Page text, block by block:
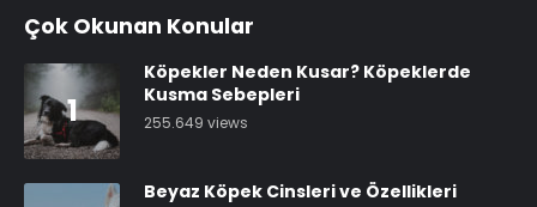
Çok Okunan Konular
1
Köpekler Neden Kusar? Köpeklerde
Kusma Sebepleri
255.649 views
Beyaz Köpek Cinsleri ve Özellikleri